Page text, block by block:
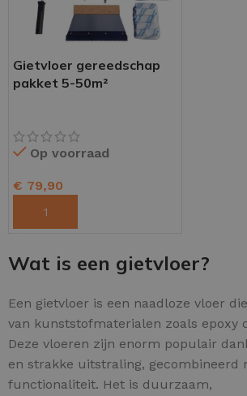
Gietvloer gereedschap
pakket 5-50m²
Op voorraad
€ 79,90
Wat is een gietvloer?
Een gietvloer is een naadloze vloer
van kunststofmaterialen zoals epoxy
Deze vloeren zijn enorm populair
en strakke uitstraling, gecombineerd
functionaliteit. Het is duurzaam,